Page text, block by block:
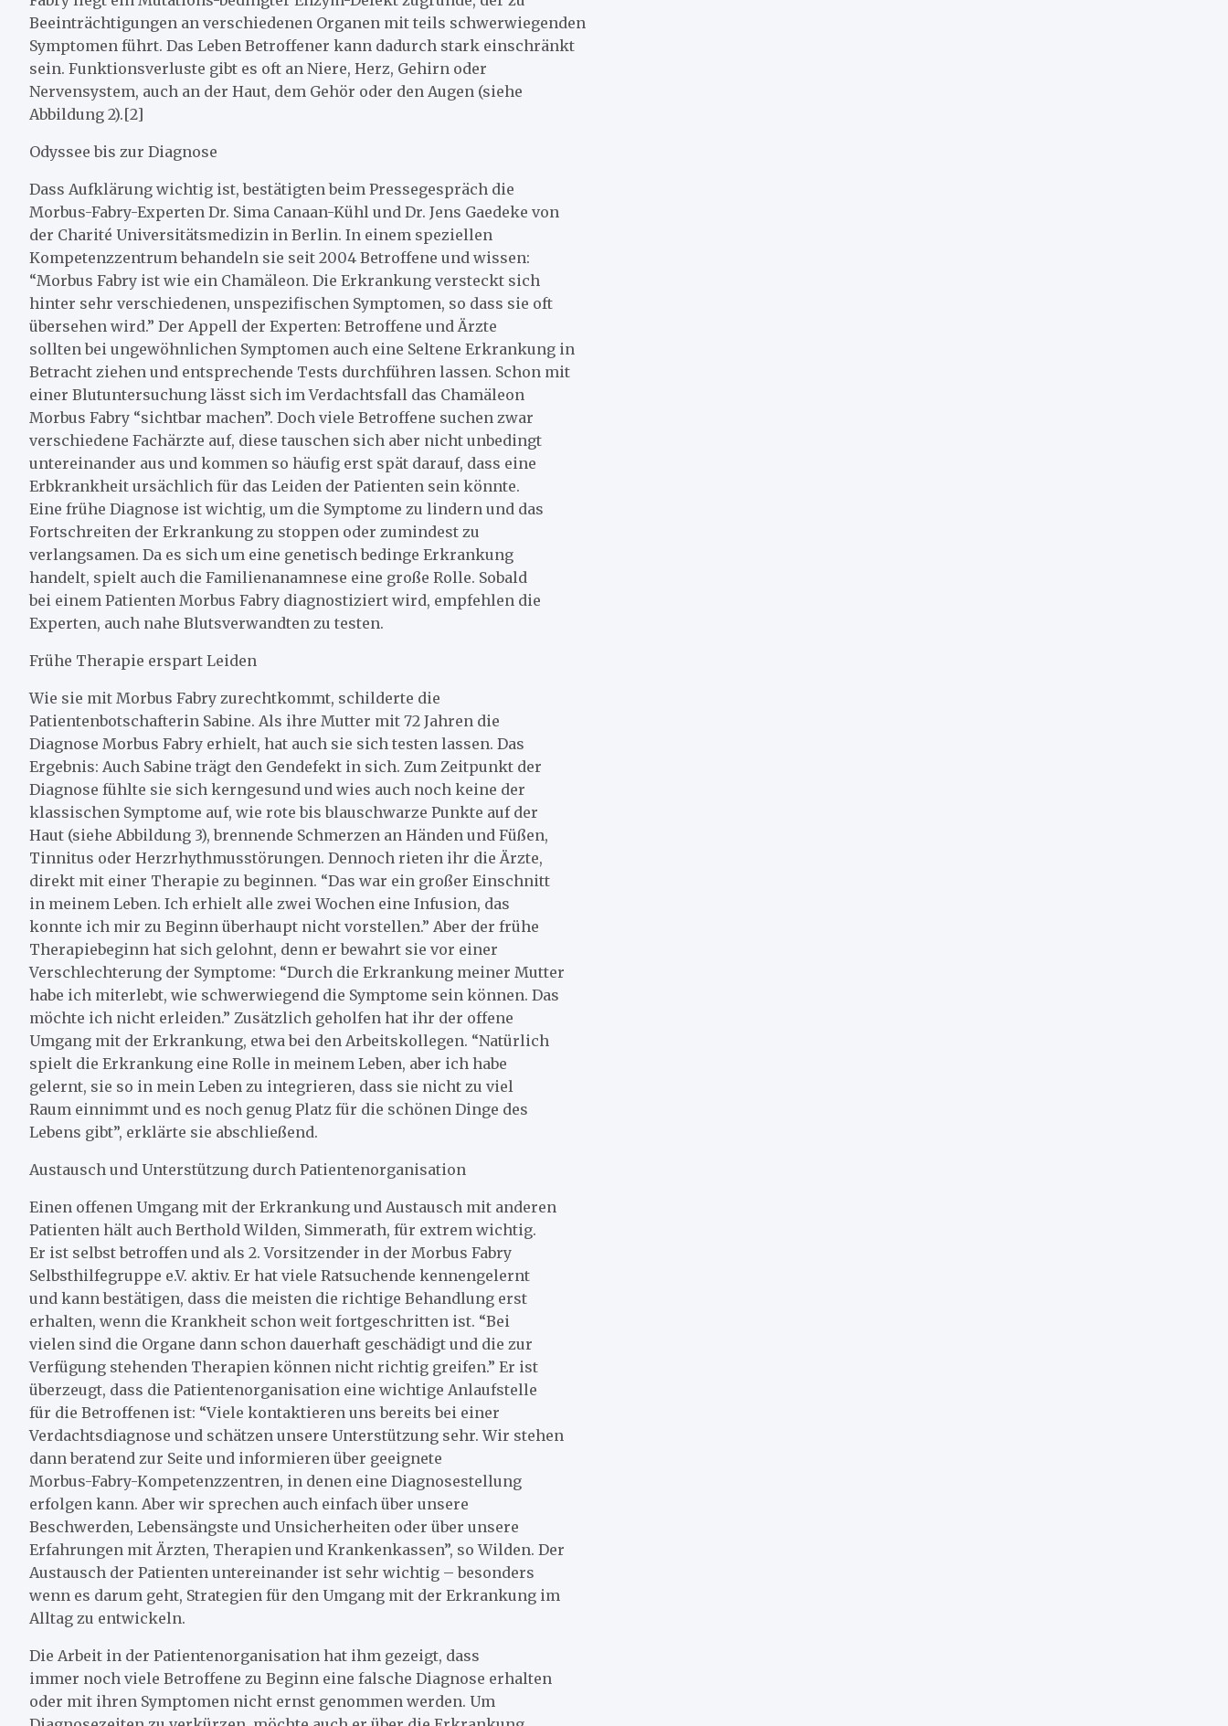
Beeinträchtigungen an verschiedenen Organen mit teils schwerwiegenden
Symptomen führt. Das Leben Betroffener kann dadurch stark einschränkt
sein. Funktionsverluste gibt es oft an Niere, Herz, Gehirn oder
Nervensystem, auch an der Haut, dem Gehör oder den Augen (siehe
Abbildung 2).[2]
Odyssee bis zur Diagnose
Dass Aufklärung wichtig ist, bestätigten beim Pressegespräch die
Morbus-Fabry-Experten Dr. Sima Canaan-Kühl und Dr. Jens Gaedeke von
der Charité Universitätsmedizin in Berlin. In einem speziellen
Kompetenzzentrum behandeln sie seit 2004 Betroffene und wissen:
“Morbus Fabry ist wie ein Chamäleon. Die Erkrankung versteckt sich
hinter sehr verschiedenen, unspezifischen Symptomen, so dass sie oft
übersehen wird.” Der Appell der Experten: Betroffene und Ärzte
sollten bei ungewöhnlichen Symptomen auch eine Seltene Erkrankung in
Betracht ziehen und entsprechende Tests durchführen lassen. Schon mit
einer Blutuntersuchung lässt sich im Verdachtsfall das Chamäleon
Morbus Fabry “sichtbar machen”. Doch viele Betroffene suchen zwar
verschiedene Fachärzte auf, diese tauschen sich aber nicht unbedingt
untereinander aus und kommen so häufig erst spät darauf, dass eine
Erbkrankheit ursächlich für das Leiden der Patienten sein könnte.
Eine frühe Diagnose ist wichtig, um die Symptome zu lindern und das
Fortschreiten der Erkrankung zu stoppen oder zumindest zu
verlangsamen. Da es sich um eine genetisch bedinge Erkrankung
handelt, spielt auch die Familienanamnese eine große Rolle. Sobald
bei einem Patienten Morbus Fabry diagnostiziert wird, empfehlen die
Experten, auch nahe Blutsverwandten zu testen.
Frühe Therapie erspart Leiden
Wie sie mit Morbus Fabry zurechtkommt, schilderte die
Patientenbotschafterin Sabine. Als ihre Mutter mit 72 Jahren die
Diagnose Morbus Fabry erhielt, hat auch sie sich testen lassen. Das
Ergebnis: Auch Sabine trägt den Gendefekt in sich. Zum Zeitpunkt der
Diagnose fühlte sie sich kerngesund und wies auch noch keine der
klassischen Symptome auf, wie rote bis blauschwarze Punkte auf der
Haut (siehe Abbildung 3), brennende Schmerzen an Händen und Füßen,
Tinnitus oder Herzrhythmusstörungen. Dennoch rieten ihr die Ärzte,
direkt mit einer Therapie zu beginnen. “Das war ein großer Einschnitt
in meinem Leben. Ich erhielt alle zwei Wochen eine Infusion, das
konnte ich mir zu Beginn überhaupt nicht vorstellen.” Aber der frühe
Therapiebeginn hat sich gelohnt, denn er bewahrt sie vor einer
Verschlechterung der Symptome: “Durch die Erkrankung meiner Mutter
habe ich miterlebt, wie schwerwiegend die Symptome sein können. Das
möchte ich nicht erleiden.” Zusätzlich geholfen hat ihr der offene
Umgang mit der Erkrankung, etwa bei den Arbeitskollegen. “Natürlich
spielt die Erkrankung eine Rolle in meinem Leben, aber ich habe
gelernt, sie so in mein Leben zu integrieren, dass sie nicht zu viel
Raum einnimmt und es noch genug Platz für die schönen Dinge des
Lebens gibt”, erklärte sie abschließend.
Austausch und Unterstützung durch Patientenorganisation
Einen offenen Umgang mit der Erkrankung und Austausch mit anderen
Patienten hält auch Berthold Wilden, Simmerath, für extrem wichtig.
Er ist selbst betroffen und als 2. Vorsitzender in der Morbus Fabry
Selbsthilfegruppe e.V. aktiv. Er hat viele Ratsuchende kennengelernt
und kann bestätigen, dass die meisten die richtige Behandlung erst
erhalten, wenn die Krankheit schon weit fortgeschritten ist. “Bei
vielen sind die Organe dann schon dauerhaft geschädigt und die zur
Verfügung stehenden Therapien können nicht richtig greifen.” Er ist
überzeugt, dass die Patientenorganisation eine wichtige Anlaufstelle
für die Betroffenen ist: “Viele kontaktieren uns bereits bei einer
Verdachtsdiagnose und schätzen unsere Unterstützung sehr. Wir stehen
dann beratend zur Seite und informieren über geeignete
Morbus-Fabry-Kompetenzzentren, in denen eine Diagnosestellung
erfolgen kann. Aber wir sprechen auch einfach über unsere
Beschwerden, Lebensängste und Unsicherheiten oder über unsere
Erfahrungen mit Ärzten, Therapien und Krankenkassen”, so Wilden. Der
Austausch der Patienten untereinander ist sehr wichtig – besonders
wenn es darum geht, Strategien für den Umgang mit der Erkrankung im
Alltag zu entwickeln.
Die Arbeit in der Patientenorganisation hat ihm gezeigt, dass
immer noch viele Betroffene zu Beginn eine falsche Diagnose erhalten
oder mit ihren Symptomen nicht ernst genommen werden. Um